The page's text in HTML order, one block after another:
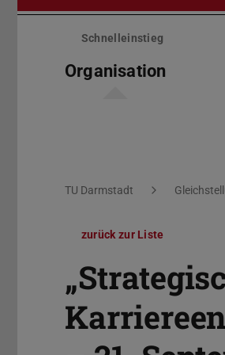
Menü
überspringenSchnelleinstieg
Organisation
Sie befinden sich hier:
TU Darmstadt
zurück zur Liste